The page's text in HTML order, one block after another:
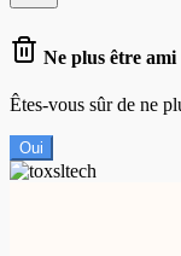
Ne plus être ami
Êtes-vous sûr de ne
Oui